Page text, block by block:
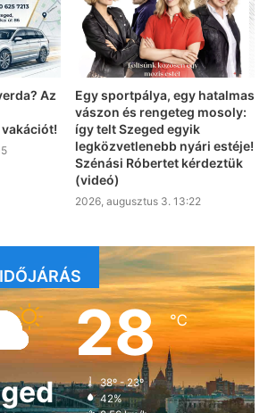
Az
Egy sportpálya, egy hatalmas
vászon és rengeteg mosoly:
így telt Szeged egyik
legközvetlenebb nyári estéje!
Szénási Róbertet kérdeztük
(videó)
2026, augusztus 3. 13:22
28℃
38º - 23º
42%